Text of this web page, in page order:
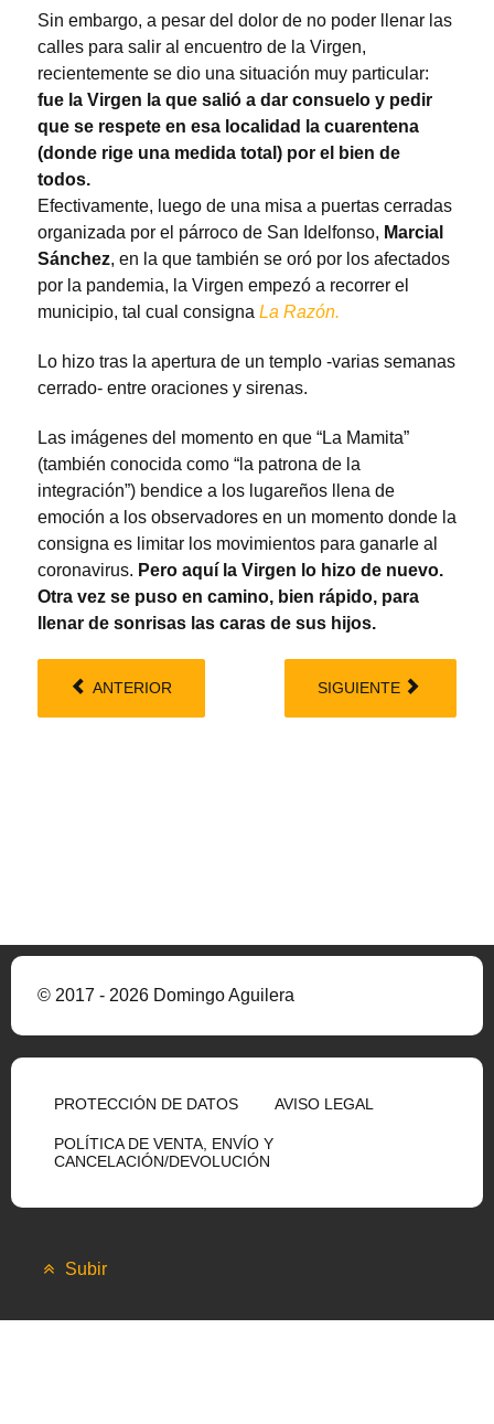
Sin embargo, a pesar del dolor de no poder llenar las
calles para salir al encuentro de la Virgen,
recientemente se dio una situación muy particular:
fue la Virgen la que salió a dar consuelo y pedir
que se respete en esa localidad la cuarentena
(donde rige una medida total) por el bien de
todos.
Efectivamente, luego de una misa a puertas cerradas
organizada por el párroco de San Idelfonso, Marcial
Sánchez, en la que también se oró por los afectados
por la pandemia, la Virgen empezó a recorrer el
municipio, tal cual consigna La Razón.
Lo hizo tras la apertura de un templo -varias semanas
cerrado- entre oraciones y sirenas.
Las imágenes del momento en que “La Mamita”
(también conocida como “la patrona de la
integración”) bendice a los lugareños llena de
emoción a los observadores en un momento donde la
consigna es limitar los movimientos para ganarle al
coronavirus. Pero aquí la Virgen lo hizo de nuevo.
Otra vez se puso en camino, bien rápido, para
llenar de sonrisas las caras de sus hijos.
ANTERIOR SIGUIENTE
© 2017 - 2026 Domingo Aguilera
PROTECCIÓN DE DATOS AVISO LEGAL
POLÍTICA DE VENTA, ENVÍO Y
CANCELACIÓN/DEVOLUCIÓN
Subir